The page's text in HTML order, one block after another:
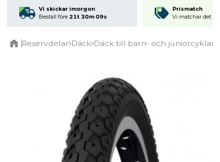
Vi skickar imorgon
Beställ före 21t 30m 09s
Prismatch
Vi matchar det
Reservdelar Däck Däck till barn- och juniorcyklar